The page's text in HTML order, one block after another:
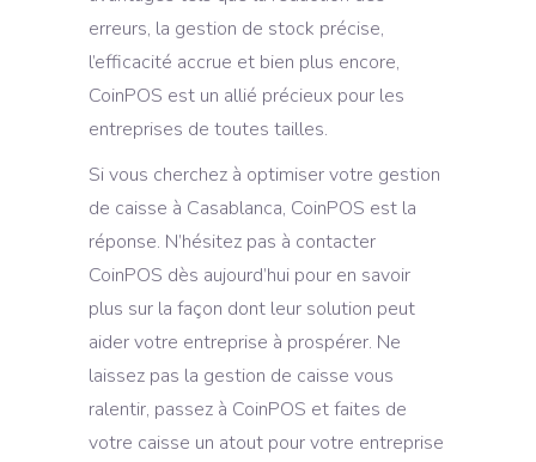
erreurs, la gestion de stock précise,
l’efficacité accrue et bien plus encore,
CoinPOS est un allié précieux pour les
entreprises de toutes tailles.
Si vous cherchez à optimiser votre gestion
de caisse à Casablanca, CoinPOS est la
réponse. N’hésitez pas à contacter
CoinPOS dès aujourd’hui pour en savoir
plus sur la façon dont leur solution peut
aider votre entreprise à prospérer. Ne
laissez pas la gestion de caisse vous
ralentir, passez à CoinPOS et faites de
votre caisse un atout pour votre entreprise